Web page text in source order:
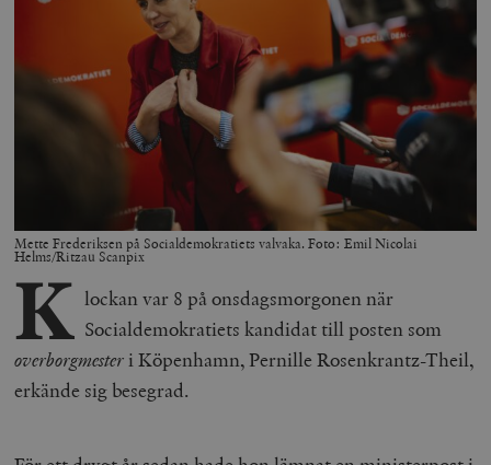
Mette Frederiksen på Socialdemokratiets valvaka. Foto: Emil Nicolai
Helms/Ritzau Scanpix
K lockan var 8 på onsdagsmorgonen när
Socialdemokratiets kandidat till posten som
overborgmesteri Köpenhamn, Pernille Rosenkrantz-Theil,
erkände sig besegrad.